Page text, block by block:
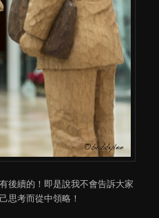
後續的！即是說我不會告訴大家
思考而從中領略！